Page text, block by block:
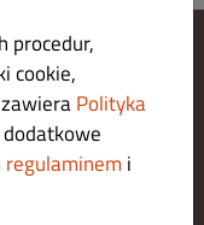
procedur,
cookie,
Polityka
dodatkowe
regulaminem i